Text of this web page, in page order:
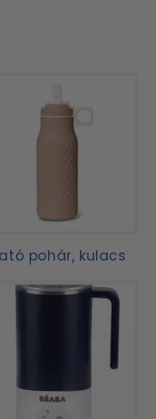
pohár, kulacs